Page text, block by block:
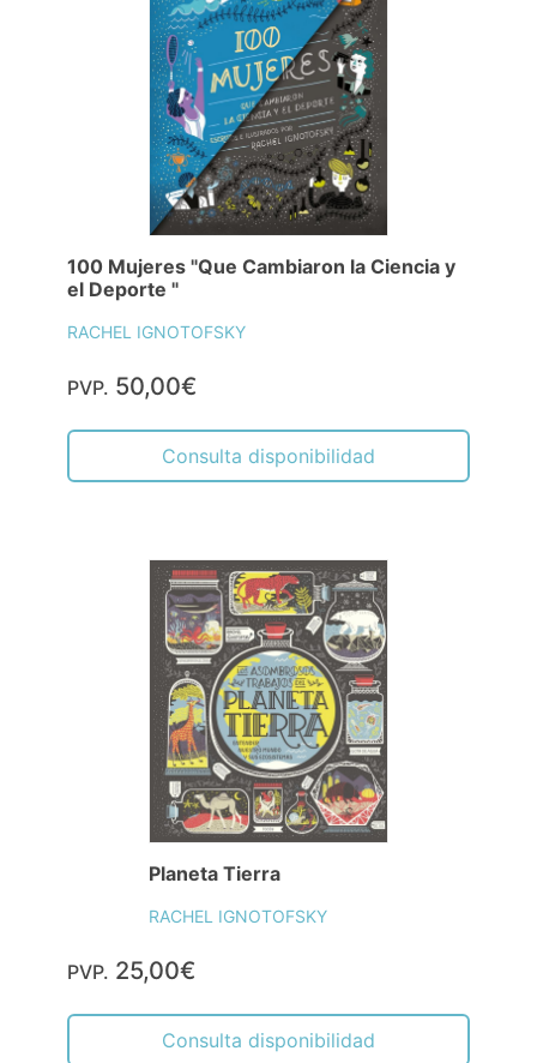
100 Mujeres "Que Cambiaron la Ciencia y
el Deporte "
RACHEL IGNOTOFSKY
PVP. 50,00€
Consulta disponibilidad
Planeta Tierra
RACHEL IGNOTOFSKY
PVP. 25,00€
Consulta disponibilidad